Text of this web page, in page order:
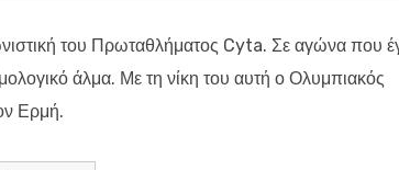
του Πρωταθλήματος Cyta. Σε αγώνα που
άλμα. Με τη νίκη του αυτή ο Ολυμπιακός
Ερμή.